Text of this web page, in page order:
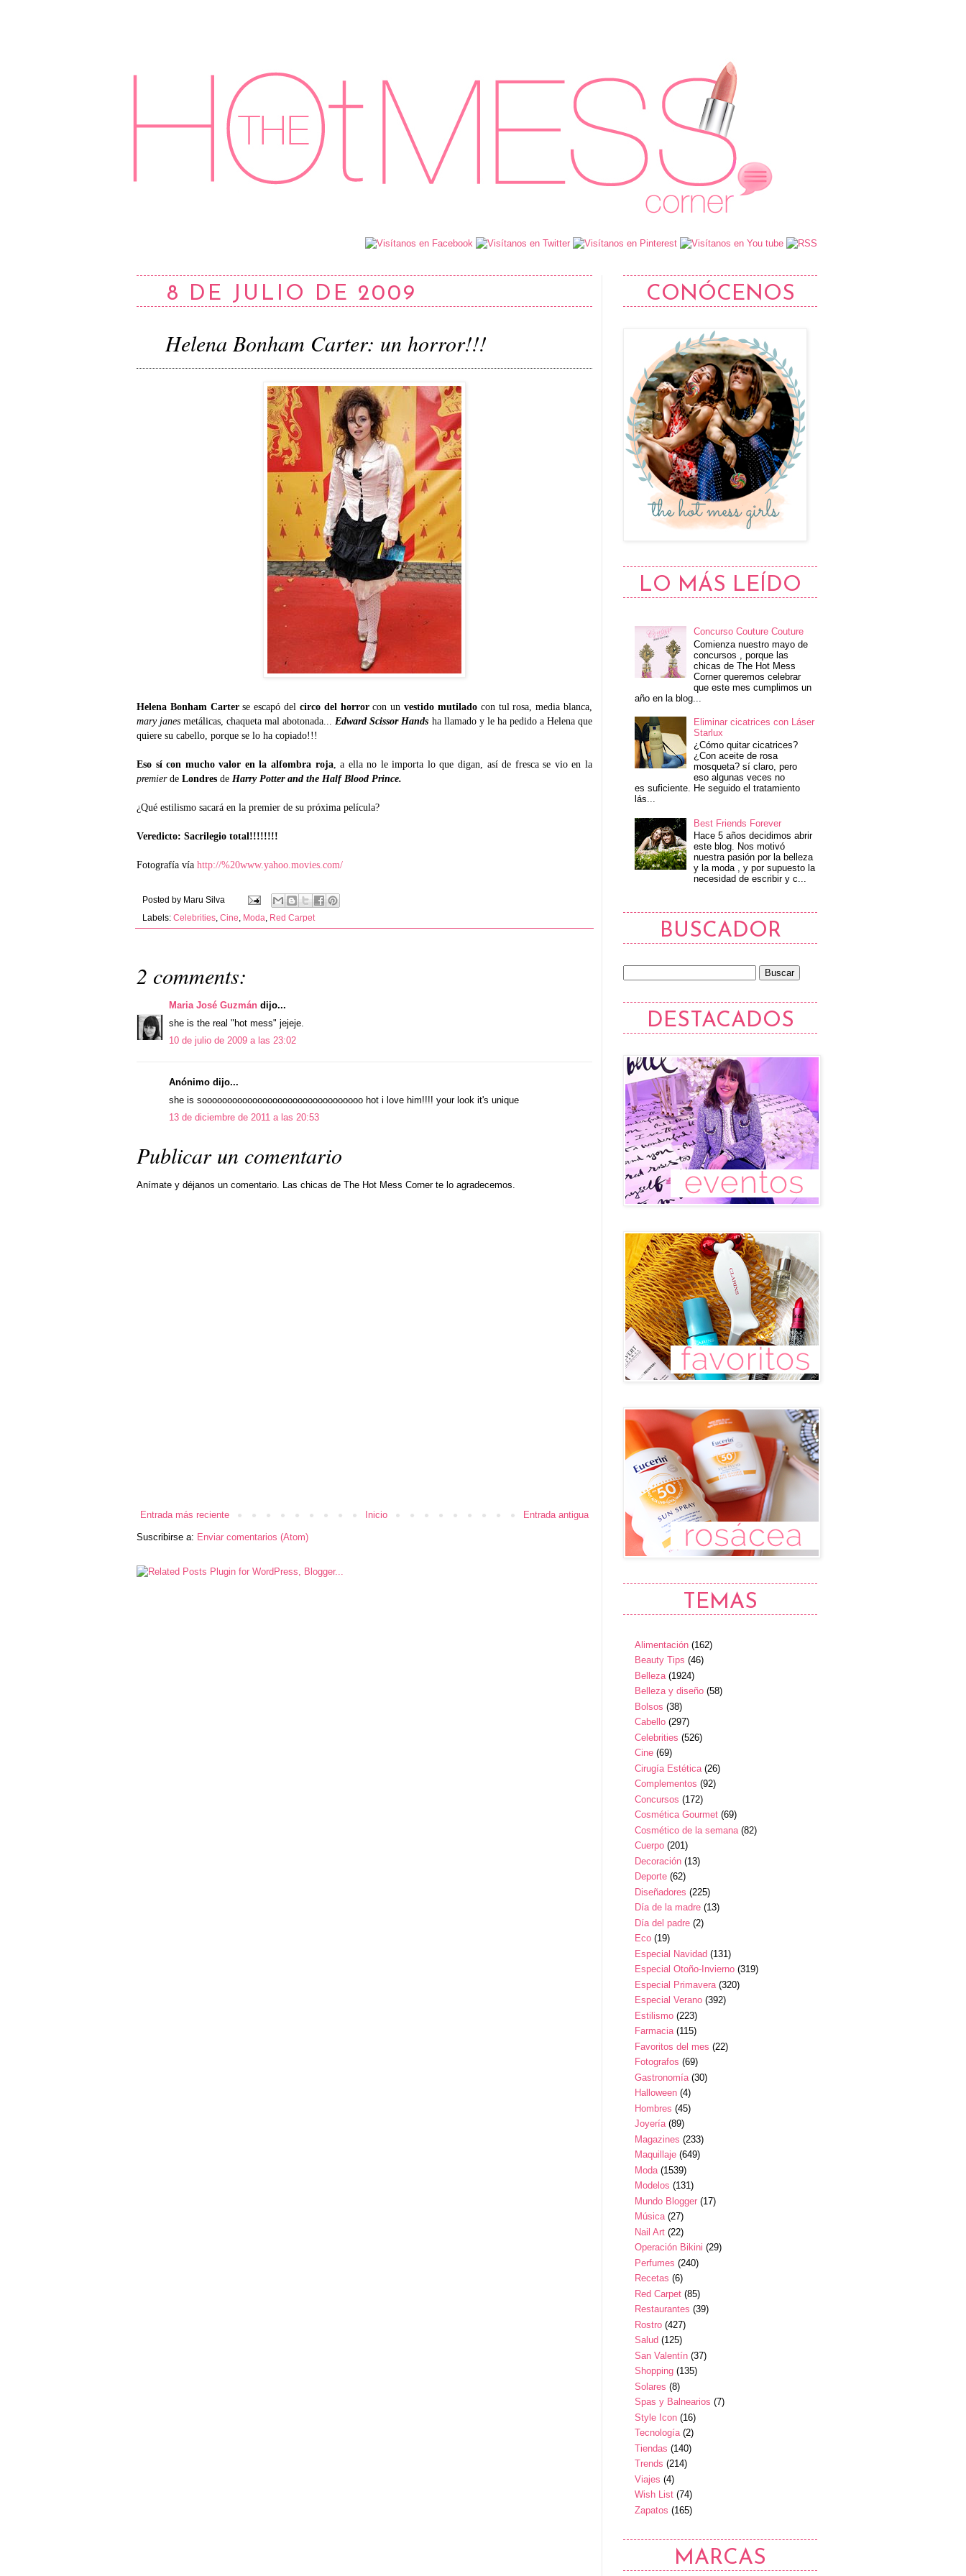
8 DE JULIO DE 2009
Helena Bonham Carter: un horror!!!
Helena Bonham Carterse escapó del circo del horrorcon unvestido mutilado con tul rosa, media blanca,
mary janes metálicas, chaqueta mal abotonada... Edward Scissor Hands ha llamado y le ha pedido a Helena que
quiere su cabello, porque se lo ha copiado!!!
Eso sí con mucho valor en la alfombra roja, a ella no le importa lo que digan, así de fresca se vio en la
premierde Londres de Harry Potter and the Half Blood Prince.
¿Qué estilismo sacará en la premier de su próxima película?
Veredicto: Sacrilegio total!!!!!!!!
Fotografía vía http://%20www.yahoo.movies.com/
Posted by Maru Silva
Labels: Celebrities Cine Moda Red Carpet
2 comments:
Maria José Guzmán dijo...
she is the real "hot mess" jejeje.
10 de julio de 2009 a las 23:02
Anónimo dijo...
she is soooooooooooooooooooooooooooooooo hot i love him!!!! your look it's unique
13 de diciembre de 2011 a las 20:53
Publicar un comentario
Anímate y déjanos un comentario. Las chicas de The Hot Mess Corner te lo agradecemos.
Entrada más reciente Entrada antigua
Inicio
Suscribirse a: Enviar comentarios (Atom)
CONÓCENOS
LO MÁS LEÍDO
Concurso Couture Couture
Comienza nuestro mayo de
concursos , porque las
chicas de The Hot Mess
Corner queremos celebrar
que este mes cumplimos un
año en la blog...
Eliminar cicatrices con Láser
Starlux
¿Cómo quitar cicatrices?
¿Con aceite de rosa
mosqueta? sí claro, pero
eso algunas veces no
es suficiente. He seguido el tratamiento
lás...
Best Friends Forever
Hace 5 años decidimos abrir
este blog. Nos motivó
nuestra pasión por la belleza
y la moda , y por supuesto la
necesidad de escribir y c...
BUSCADOR
DESTACADOS
TEMAS
Alimentación (162)
Beauty Tips (46)
Belleza (1924)
Belleza y diseño (58)
Bolsos (38)
Cabello (297)
Celebrities (526)
Cine (69)
Cirugía Estética (26)
Complementos (92)
Concursos (172)
Cosmética Gourmet (69)
Cosmético de la semana (82)
Cuerpo (201)
Decoración (13)
Deporte (62)
Diseñadores (225)
Día de la madre (13)
Día del padre (2)
Eco (19)
Especial Navidad (131)
Especial Otoño-Invierno (319)
Especial Primavera (320)
Especial Verano (392)
Estilismo (223)
Farmacia (115)
Favoritos del mes (22)
Fotografos (69)
Gastronomía (30)
Halloween (4)
Hombres (45)
Joyería (89)
Magazines (233)
Maquillaje (649)
Moda (1539)
Modelos (131)
Mundo Blogger (17)
Música (27)
Nail Art (22)
Operación Bikini (29)
Perfumes (240)
Recetas (6)
Red Carpet (85)
Restaurantes (39)
Rostro (427)
Salud (125)
San Valentín (37)
Shopping (135)
Solares (8)
Spas y Balnearios (7)
Style Icon (16)
Tecnología (2)
Tiendas (140)
Trends (214)
Viajes (4)
Wish List (74)
Zapatos (165)
MARCAS